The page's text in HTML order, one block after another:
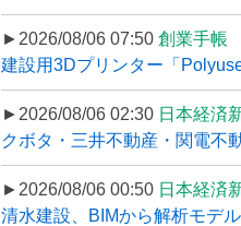
►2026/08/06 07:50 創業手帳
建設用3Dプリンター「
►2026/08/06 02:30 日本経済
クボタ・三井不動産・関電不
►2026/08/06 00:50 日本経済
清水建設、BIMから解析モデ